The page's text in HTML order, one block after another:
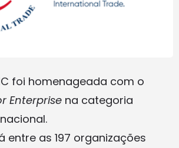
foi homenageada com o
Enterprise na categoria
entre as 197 organizações